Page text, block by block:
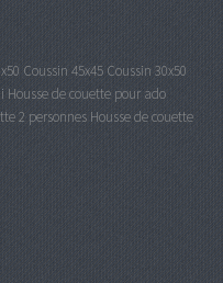
Coussin 45x45Coussin 30x50
Housse de couette pour ado
2 personnes Housse de couette